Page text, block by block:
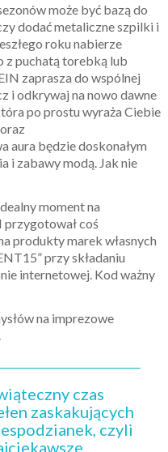
może być bazą do
dodać metaliczne szpilki i
roku nabierze
z puchatą torebką lub
zaprasza do wspólnej
i odkrywaj na nowo dawne
po prostu wyraża Ciebie
aura będzie doskonałym
i zabawy modą. Jak nie
moment na
przygotował coś
produkty marek własnych
przy składaniu
internetowej. Kod ważny
na imprezowe
czas
zaskakujących
czyli